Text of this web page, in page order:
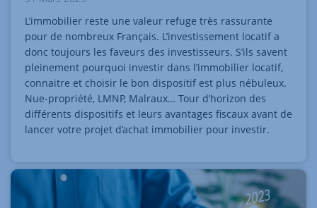
L’immobilier reste une valeur refuge très rassurante
pour de nombreux Français. L’investissement locatif a
donc toujours les faveurs des investisseurs. S’ils savent
pleinement pourquoi investir dans l’immobilier locatif,
connaitre et choisir le bon dispositif est plus nébuleux.
Nue-propriété, LMNP, Malraux… Tour d’horizon des
différents dispositifs et leurs avantages fiscaux avant de
lancer votre projet d’achat immobilier pour investir.